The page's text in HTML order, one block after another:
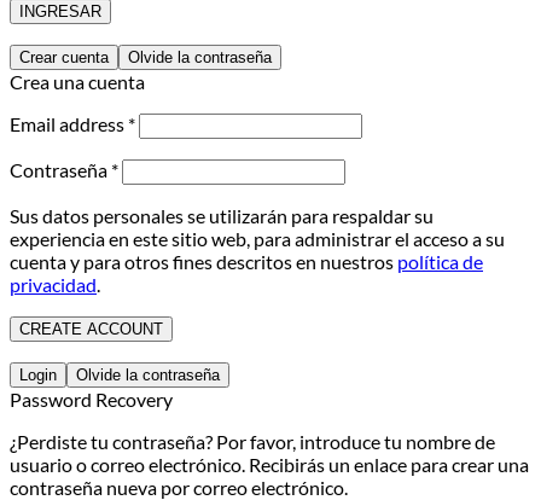
INGRESAR
Crear cuenta Olvide la contraseña
Crea una cuenta
Email address *
Contraseña *
Sus datos personales se utilizarán para respaldar su
experiencia en este sitio web, para administrar el acceso a su
cuenta y para otros fines descritos en nuestros política de
privacidad
CREATE ACCOUNT
Login Olvide la contraseña
Password Recovery
¿Perdiste tu contraseña? Por favor, introduce tu nombre de
usuario o correo electrónico. Recibirás un enlace para crear una
contraseña nueva por correo electrónico.